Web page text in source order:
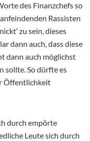
des Finanzchefs so
Rassisten
zu sein, dieses
dann auch, dass diese
dann auch möglichst
sollte. So dürfte es
Öffentlichkeit
durch empörte
Leute sich durch